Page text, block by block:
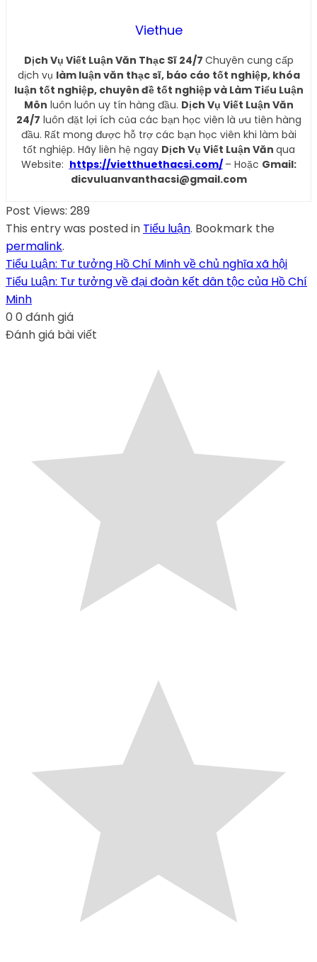
Viethue
Dịch Vụ Viết Luận Văn Thạc Sĩ 24/7 Chuyên cung cấp
dịch vụ làm luận văn thạc sĩ, báo cáo tốt nghiệp, khóa
luận tốt nghiệp, chuyên đề tốt nghiệp và Làm Tiểu Luận
Môn luôn luôn uy tín hàng đầu. Dịch Vụ Viết Luận Văn
24/7 luôn đặt lợi ích của các bạn học viên là ưu tiên hàng
đầu. Rất mong được hỗ trợ các bạn học viên khi làm bài
tốt nghiệp. Hãy liên hệ ngay Dịch Vụ Viết Luận Văn qua
Website: https://vietthuethacsi.com/ – Hoặc Gmail:
dicvuluanvanthacsi@gmail.com
Post Views: 289
This entry was posted in Tiểu luận. Bookmark the
permalink.
Tiểu Luận: Tư tưởng Hồ Chí Minh về chủ nghĩa xã hội
Tiểu Luận: Tư tưởng về đại đoàn kết dân tộc của Hồ Chí
Minh
0 0 đánh giá
Đánh giá bài viết